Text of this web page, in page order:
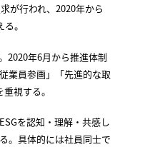
が行われ、2020年から
。
2020年6月から推進体制
業員参画」「先進的な取
視する。
を認知・理解・共感し
。具体的には社員同士で